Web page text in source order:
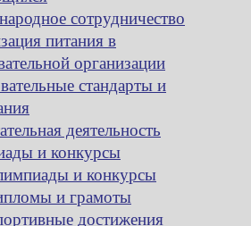
сотрудничество
питания в
организации
стандарты и
деятельность
и конкурсы
и конкурсы
и грамоты
достижения